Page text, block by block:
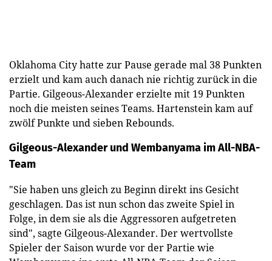
Oklahoma City hatte zur Pause gerade mal 38 Punkten
erzielt und kam auch danach nie richtig zurück in die
Partie. Gilgeous-Alexander erzielte mit 19 Punkten
noch die meisten seines Teams. Hartenstein kam auf
zwölf Punkte und sieben Rebounds.
Gilgeous-Alexander und Wembanyama im All-NBA-
Team
"Sie haben uns gleich zu Beginn direkt ins Gesicht
geschlagen. Das ist nun schon das zweite Spiel in
Folge, in dem sie als die Aggressoren aufgetreten
sind", sagte Gilgeous-Alexander. Der wertvollste
Spieler der Saison wurde vor der Partie wie